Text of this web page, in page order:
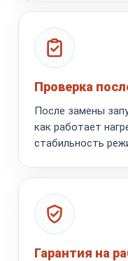
Проверка
После замены
как работает
стабильность
Гарантия на